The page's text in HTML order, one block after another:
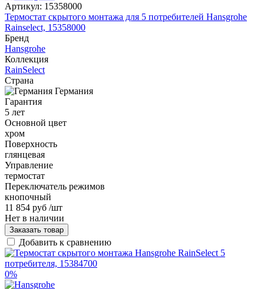
Артикул: 15358000
Термостат скрытого монтажа для 5 потребителей Hansgrohe
Rainselect, 15358000
Бренд
Hansgrohe
Коллекция
RainSelect
Страна
Германия
Гарантия
5 лет
Основной цвет
хром
Поверхность
глянцевая
Управление
термостат
Переключатель режимов
кнопочный
11 854 руб /шт
Нет в наличии
Заказать товар
Добавить к сравнению
0%